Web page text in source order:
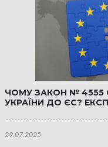
ЧОМУ ЗАКОН № 4555
УКРАЇНИ ДО ЄС?
29.07.2025